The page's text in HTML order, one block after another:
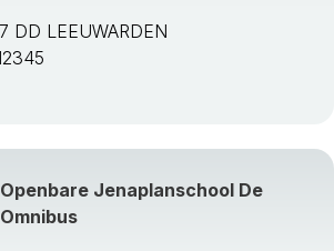
DD LEEUWARDEN
Openbare Jenaplanschool De
Omnibus